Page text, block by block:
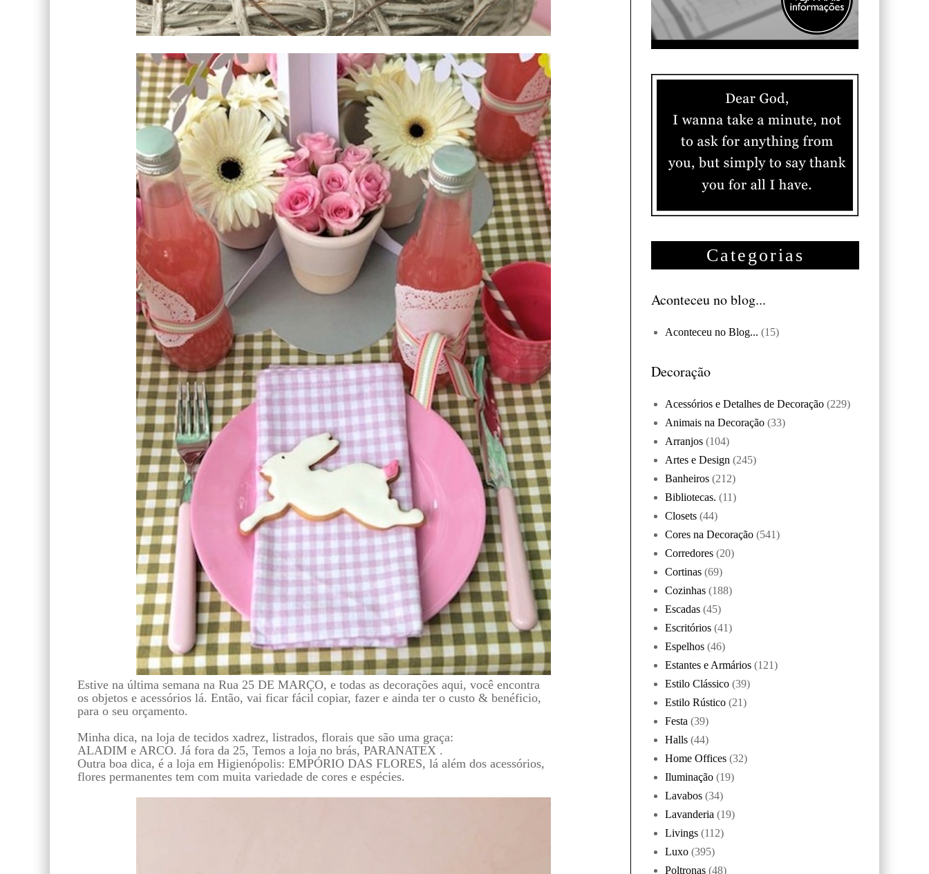
Estive na última semana na Rua 25 DE MARÇO, e todas as decorações aqui, você encontra
os objetos e acessórios lá. Então, vai ficar fácil copiar, fazer e ainda ter o custo & benéficio,
para o seu orçamento.
Minha dica, na loja de tecidos xadrez, listrados, florais que são uma graça:
ALADIM e ARCO. Já fora da 25, Temos a loja no brás, PARANATEX .
Outra boa dica, é a loja em Higienópolis: EMPÓRIO DAS FLORES, lá além dos acessórios,
flores permanentes tem com muita variedade de cores e espécies.
Categorias
Aconteceu no blog...
Aconteceu no Blog... (15)
Decoração
Acessórios e Detalhes de Decoração (229)
Animais na Decoração (33)
Arranjos (104)
Artes e Design (245)
Banheiros (212)
Bibliotecas. (11)
Closets (44)
Cores na Decoração (541)
Corredores (20)
Cortinas (69)
Cozinhas (188)
Escadas (45)
Escritórios (41)
Espelhos (46)
Estantes e Armários (121)
Estilo Clássico (39)
Estilo Rústico (21)
Festa (39)
Halls (44)
Home Offices (32)
Iluminação (19)
Lavabos (34)
Lavanderia (19)
Livings (112)
Luxo (395)
Poltronas (48)